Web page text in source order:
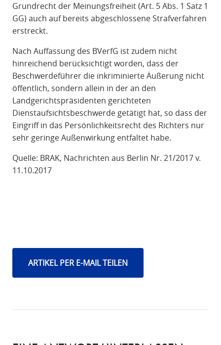
Grundrecht der Meinungsfreiheit (Art. 5 Abs. 1 Satz 1
GG) auch auf bereits abgeschlossene Strafverfahren
erstreckt.
Nach Auffassung des BVerfG ist zudem nicht
hinreichend berücksichtigt worden, dass der
Beschwerdeführer die inkriminierte Äußerung nicht
öffentlich, sondern allein in der an den
Landgerichtspräsidenten gerichteten
Dienstaufsichtsbeschwerde getätigt hat, so dass der
Eingriff in das Persönlichkeitsrecht des Richters nur
sehr geringe Außenwirkung entfaltet habe.
Quelle: BRAK, Nachrichten aus Berlin Nr. 21/2017 v.
11.10.2017
ARTIKEL PER E-MAIL TEILEN